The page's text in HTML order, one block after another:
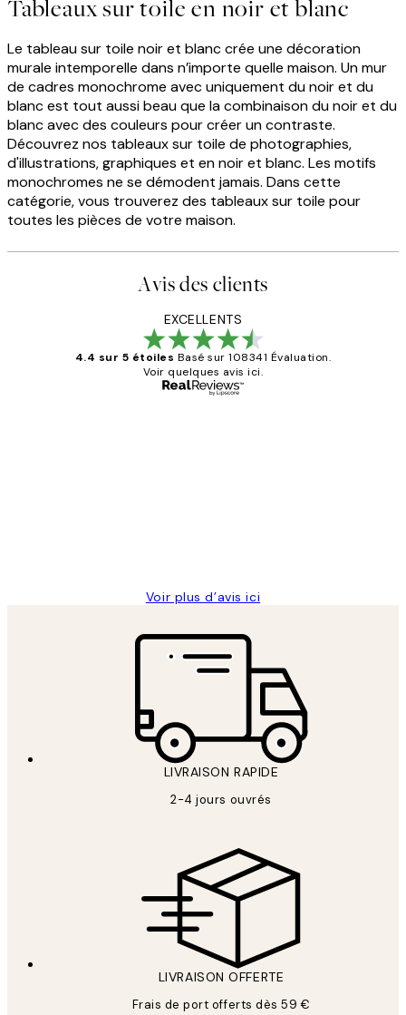
Tableaux sur toile en noir et blanc
Le tableau sur toile noir et blanc crée une décoration
murale intemporelle dans n’importe quelle maison. Un mur
de cadres monochrome avec uniquement du noir et du
blanc est tout aussi beau que la combinaison du noir et du
blanc avec des couleurs pour créer un contraste.
Découvrez nos tableaux sur toile de photographies,
d'illustrations, graphiques et en noir et blanc. Les motifs
monochromes ne se démodent jamais. Dans cette
catégorie, vous trouverez des tableaux sur toile pour
toutes les pièces de votre maison.
Avis des clients
EXCELLENTS
4.4 sur 5 étoiles Basé sur 108341 Évaluation.
Voir quelques avis ici.
Voir plus d’avis ici
LIVRAISON RAPIDE
2-4 jours ouvrés
LIVRAISON OFFERTE
Frais de port offerts dès 59 €